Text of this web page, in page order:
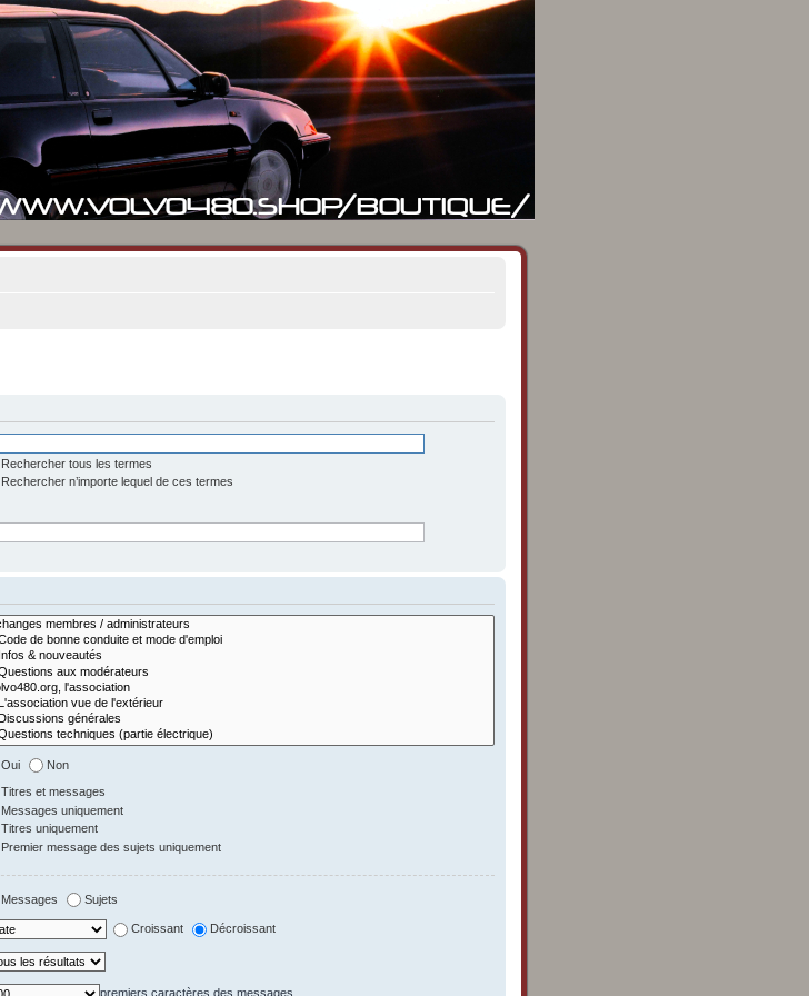
Rechercher tous les termes
Rechercher n’importe lequel de ces termes
Oui Non
Titres et messages
Messages uniquement
Titres uniquement
Premier message des sujets uniquement
Messages Sujets
Croissant Décroissant
premiers caractères des messages